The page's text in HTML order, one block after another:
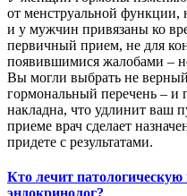
от менструальной
и у мужчин привязаны ко
первичный прием, не для
появившимися жалобами –
Вы могли выбрать не
гормональный перечень – и
накладна, что удлинит ваш
приеме врач сделает
придете с результатами.
Кто лечит патологическую
эндокринолог?